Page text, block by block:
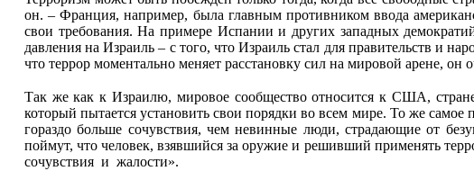
он. – Франция, например, была главным противником ввода
свои требования. На примере Испании и других западных
давления на Израиль – с того, что Израиль стал для правительств и
что террор моментально меняет расстановку сил на мировой арене, он
Так же как к Израилю, мировое сообщество относится к США,
который пытается установить свои порядки во всем мире. То же
гораздо больше сочувствия, чем невинные люди, страдающие от
поймут, что человек, взявшийся за оружие и решивший применять
сочувствия и жалости».